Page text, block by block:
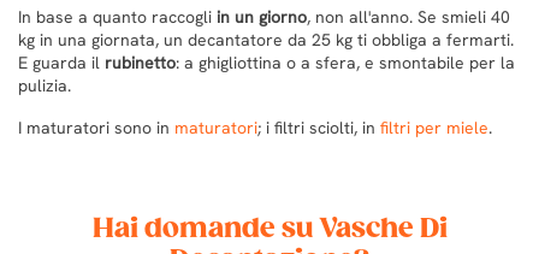
In base a quanto raccogli in un giorno, non all'anno. Se smieli 40
kg in una giornata, un decantatore da 25 kg ti obbliga a fermarti.
E guarda il rubinetto: a ghigliottina o a sfera, e smontabile per la
pulizia.
I maturatori sono in maturatori; i filtri sciolti, in filtri per miele.
Hai domande su Vasche Di